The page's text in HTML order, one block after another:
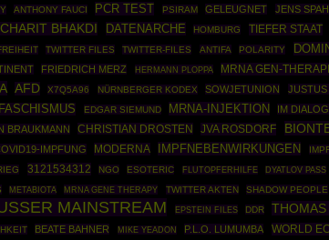
ANTHONY FAUCI PCR TEST PSIRAM GELEUGNET JENS
BHAKDI DATENARCHE HOMBURG TIEFER STAAT
TWITTER FILES TWITTER-FILES ANTIFA POLARITY
FRIEDRICH MERZ HERMANN PLOPPA MRNA GEN-
AFD X7Q5A96 NÜRNBERGER KODEX SOWJETUNION
FASCHISMUS EDGAR SIEMUND MRNA-INJEKTION IM DIALOG
BRAUKMANN CHRISTIAN DROSTEN JVA ROSDORF
IMPFUNG MODERNA IMPFNEBENWIRKUNGEN
3121534312 NGO ESOTERIC FLUTOPFERHILFE DYATLOV PASS
METABIOTA MRNA GENE THERAPY TWITTER AKTEN SHADOW PEOPLE
MAINSTREAM EPSTEIN FILES DDR THOMAS
BEATE BAHNER MIKE YEADON P.L.O. LUMUMBA WORLD